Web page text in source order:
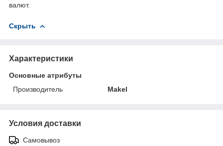
валют.
Скрыть
Характеристики
Основные атрибуты
Производитель
Makel
Условия доставки
Самовывоз